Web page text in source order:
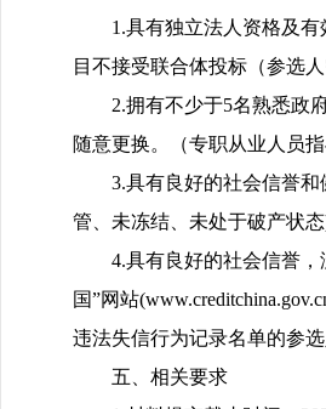
1.具有独立法人资格及
目不接受联合体投标（参选
2.拥有不少于5名熟悉政
随意更换。（专职从业人员
3.具有良好的社会信誉
管、未冻结、未处于破产状态)
4.具有良好的社会信誉
国”网站
违法失信行为记录名单的参
五、相关要求